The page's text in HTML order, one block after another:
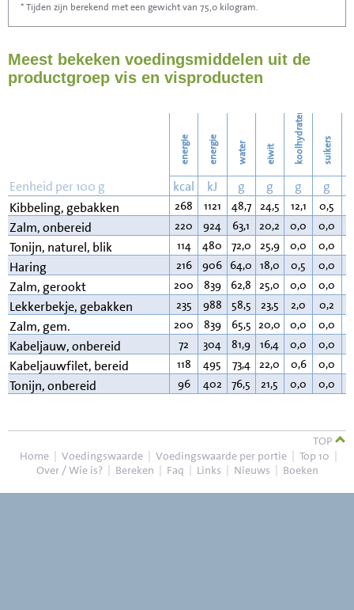
Stofzuigen
Strijken 44
51
* Tijden zijn berekend met een gewicht van 75,0 kilogram.
Meest bekeken voedingsmiddelen uit de
productgroep vis en visproducten
energie energie water eiwit koolhydraten suikers
Eenheid per 100 g kcal kJ g g g g
Kibbeling, gebakken
268 1121 48,7 24,5 12,1 0,5
Zalm, onbereid 220 924 63,1 20,2 0,0 0,0
Tonijn, naturel, blik 114 480 72,0 25,9 0,0 0,0
Haring 216 906 64,0 18,0 0,5 0,0
Zalm, gerookt 200 839 62,8 25,0 0,0 0,0
Lekkerbekje, gebakken 235 988 58,5 23,5 2,0 0,2
Zalm, gem. 200 839 65,5 20,0 0,0 0,0
Kabeljauw, onbereid 72 304 81,9 16,4 0,0 0,0
Kabeljauwfilet, bereid 118 495 73,4 22,0 0,6 0,0
Tonijn, onbereid 96 402 76,5 21,5 0,0 0,0
TOP
Home | Voedingswaarde | Voedingswaarde per portie | Top 10 |
Over / Wie is? | Bereken | Faq | Links | Nieuws | Boeken